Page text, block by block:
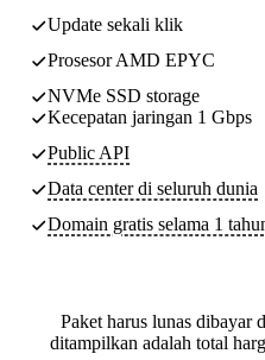
Update sekali klik
Prosesor AMD EPYC
NVMe SSD storage
Kecepatan jaringan 1 Gbps
Public API
Data center di seluruh dunia
Domain gratis selama 1
Paket harus lunas dibayar
ditampilkan adalah total